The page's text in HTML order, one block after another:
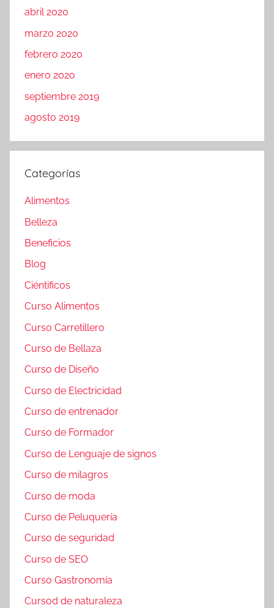
abril 2020
marzo 2020
febrero 2020
enero 2020
septiembre 2019
agosto 2019
Categorías
Alimentos
Belleza
Beneficios
Blog
Ciéntificos
Curso Alimentos
Curso Carretillero
Curso de Bellaza
Curso de Diseño
Curso de Electricidad
Curso de entrenador
Curso de Formador
Curso de Lenguaje de signos
Curso de milagros
Curso de moda
Curso de Peluquería
Curso de seguridad
Curso de SEO
Curso Gastronomía
Cursod de naturaleza